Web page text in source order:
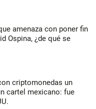
amenaza con poner fin
Ospina, ¿de qué se
criptomonedas un
cartel mexicano: fue